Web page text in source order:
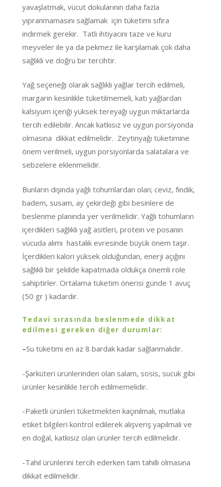
yavaşlatmak, vücut dokularının daha fazla
yıpranmamasını sağlamak için tüketimi sıfıra
indirmek gerekir. Tatlı ihtiyacını taze ve kuru
meyveler ile ya da pekmez ile karşılamak çok daha
sağlıklı ve doğru bir tercihtir.
Yağ seçeneği olarak sağlıklı yağlar tercih edilmeli,
margarin kesinlikle tüketilmemeli, katı yağlardan
kalsiyum içeriği yüksek tereyağı uygun miktarlarda
tercih edilebilir. Ancak katkısız ve uygun porsiyonda
olmasına dikkat edilmelidir. Zeytinyağı tüketimine
önem verilmeli, uygun porsiyonlarda salatalara ve
sebzelere eklenmelidir.
Bunların dışında yağlı tohumlardan olan; ceviz, fındık,
badem, susam, ay çekirdeği gibi besinlere de
beslenme planında yer verilmelidir. Yağlı tohumların
içerdikleri sağlıklı yağ asitleri, protein ve posanın
vücuda alımı hastalık evresinde büyük önem taşır.
İçerdikleri kalori yüksek olduğundan, enerji açığını
sağlıklı bir şekilde kapatmada oldukça önemli role
sahiptirler. Ortalama tüketim önerisi günde 1 avuç
(50 gr ) kadardır.
Tedavi sırasında beslenmede dikkat
edilmesi gereken diğer durumlar:
–Su tüketimi en az 8 bardak kadar sağlanmalıdır.
-Şarküteri ürünlerinden olan salam, sosis, sucuk gibi
ürünler kesinlikle tercih edilmemelidir.
-Paketli ürünleri tüketmekten kaçınılmalı, mutlaka
etiket bilgileri kontrol edilerek alışveriş yapılmalı ve
en doğal, katkısız olan ürünler tercih edilmelidir.
-Tahıl ürünlerini tercih ederken tam tahıllı olmasına
dikkat edilmelidir.